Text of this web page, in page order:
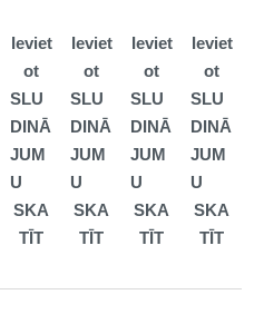
Ieviet
ot
SLU
DINĀ
JUM
U
SKA
TĪT
Ieviet
ot
SLU
DINĀ
JUM
U
SKA
TĪT
Ieviet
ot
SLU
DINĀ
JUM
U
SKA
TĪT
Ieviet
ot
SLU
DINĀ
JUM
U
SKA
TĪT